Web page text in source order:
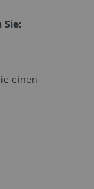
einen